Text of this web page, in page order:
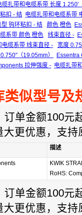
扎带和电缆系带 长度 1.250'
扣 - 结 电缆扎带和电缆系带
钩环粘扣 - 结
颜色 橙色
系带 颜色 橙色 线束直径 -
缆系带 线束直径 -
宽度
（19.05mm）
Essentra
拉伸强度 - 电缆扎带
类似型号及
单金额100元
更优惠，支持
描述
KWIK
RoHS:
单金额100元
更优惠，支持